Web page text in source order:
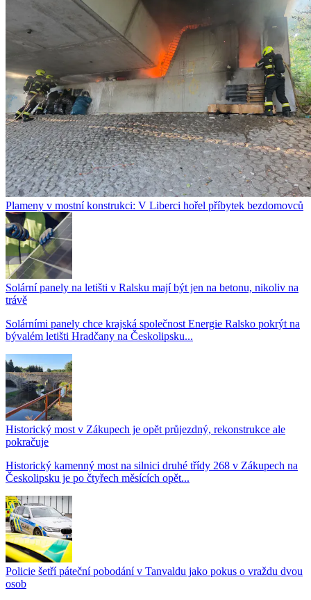
Plameny v mostní konstrukci: V Liberci hořel příbytek bezdomovců
Solární panely na letišti v Ralsku mají být jen na betonu, nikoliv na
trávě
Solárními panely chce krajská společnost Energie Ralsko pokrýt na
bývalém letišti Hradčany na Českolipsku...
Historický most v Zákupech je opět průjezdný, rekonstrukce ale
pokračuje
Historický kamenný most na silnici druhé třídy 268 v Zákupech na
Českolipsku je po čtyřech měsících opět...
Policie šetří páteční pobodání v Tanvaldu jako pokus o vraždu dvou
osob